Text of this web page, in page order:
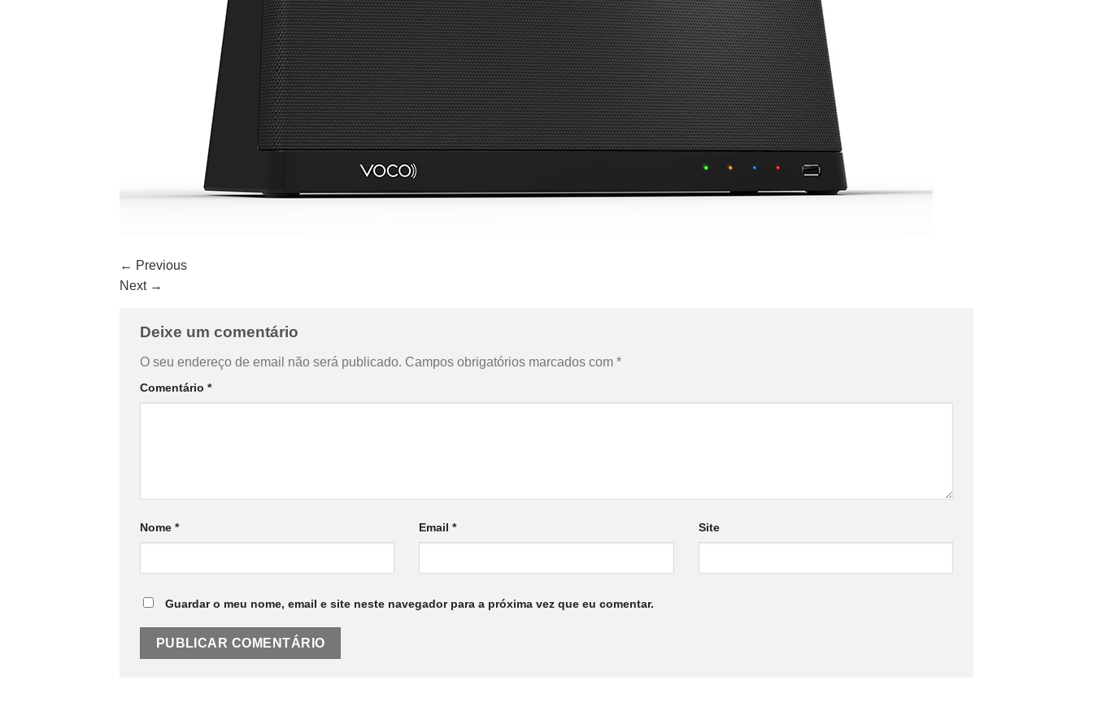
← Previous
Next →
Deixe um comentário
O seu endereço de email não será publicado. Campos obrigatórios marcados com *
Comentário *
Nome * Email* Site
Guardar o meu nome, email e site neste navegador para a próxima vez que eu comentar.